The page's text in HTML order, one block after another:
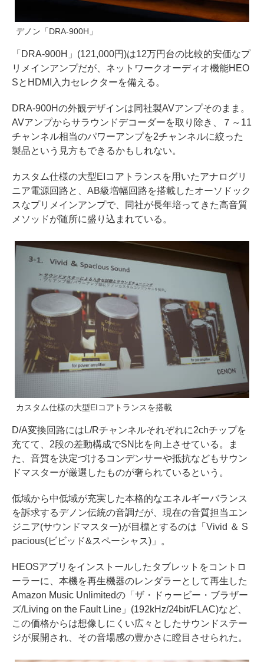
デノン「DRA-900H」
「DRA-900H」(121,000円)は12万円台の比較的安価なプ
リメインアンプだが、ネットワークオーディオ機能HEO
SとHDMI入力セレクターを備える。
DRA-900Hの外観デザインは同社製AVアンプそのまま。
AVアンプからサラウンドデコーダーを取り除き、７～11
チャンネル相当のパワーアンプを2チャンネルに絞った
製品という見方もできるかもしれない。
カスタム仕様の大型EIコアトランスを用いたアナログリ
ニア電源回路と、AB級増幅回路を搭載したオーソドック
スなプリメインアンプで、同社が長年培ってきた高音質
メソッドが随所に盛り込まれている。
カスタム仕様の大型EIコアトランスを搭載
D/A変換回路にはL/Rチャンネルそれぞれに2chチップを
充てて、2段の差動構成でSN比を向上させている。ま
た、音質を決定づけるコンデンサーや抵抗などもサウン
ドマスターが厳選したものが奢られているという。
低域から中低域が充実した本格的なエネルギーバランス
を訴求するデノン伝統の音調だが、現在の音質担当エン
ジニア(サウンドマスター)が目標とするのは「Vivid ＆ S
pacious(ビビッド&スペーシャス)」。
HEOSアプリをインストールしたタブレットをコントロ
ーラーに、本機を再生機器のレンダラーとして再生した
Amazon Music Unlimitedの「ザ・ドゥービー・ブラザー
ズ/Living on the Fault Line」(192kHz/24bit/FLAC)など、
この価格からは想像しにくい広々としたサウンドステー
ジが展開され、その音場感の豊かさに瞠目させられた。